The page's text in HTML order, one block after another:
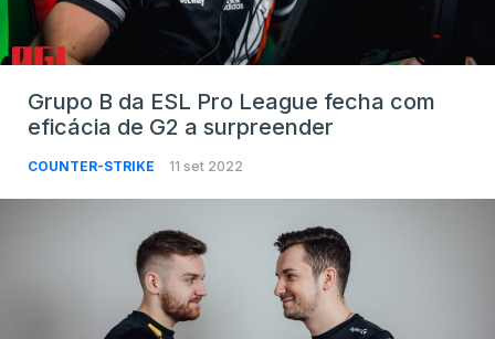
Grupo B da ESL Pro League fecha com
eficácia de G2 a surpreender
COUNTER-STRIKE 11 set 2022